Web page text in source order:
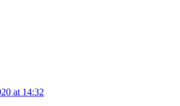
at 14:32